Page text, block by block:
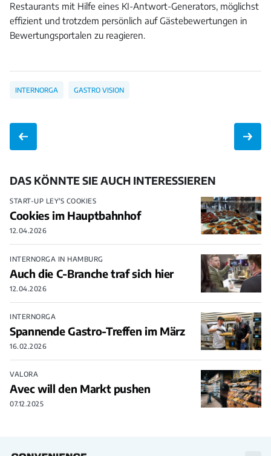
Restaurants mit Hilfe eines KI-Antwort-Generators, möglichst
effizient und trotzdem persönlich auf Gästebewertungen in
Bewertungsportalen zu reagieren.
INTERNORGA GASTRO VISION
DAS KÖNNTE SIE AUCH INTERESSIEREN
START-UP LEY'S COOKIES
Cookies im Hauptbahnhof
12.04.2026
INTERNORGA IN HAMBURG
Auch die C-Branche traf sich hier
12.04.2026
INTERNORGA
Spannende Gastro-Treffen im März
16.02.2026
VALORA
Avec will den Markt pushen
07.12.2025